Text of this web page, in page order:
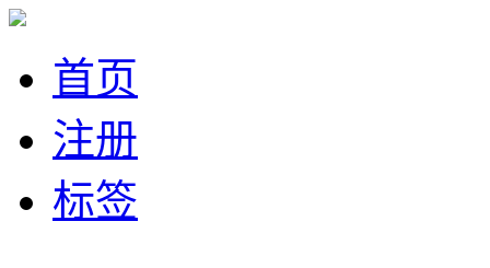
首页
注册
标签